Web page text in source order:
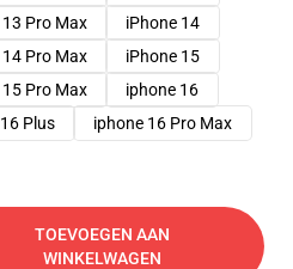
Pro Max
iPhone 14
Pro Max
iPhone 15
Pro Max
iphone 16
Plus iphone 16 Pro Max
TOEVOEGEN AAN
WINKELWAGEN